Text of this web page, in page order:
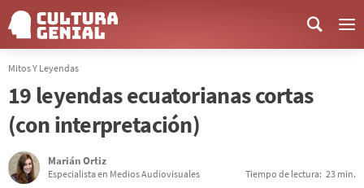
Mitos Y Leyendas
19 leyendas ecuatorianas cortas
(con interpretación)
Marián Ortiz
Especialista en Medios Audiovisuales Tiempo de lectura: 23 min.